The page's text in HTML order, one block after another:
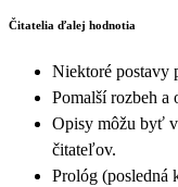
Čitatelia ďalej hodnotia
Niektoré postavy
Pomalší rozbeh a
Opisy môžu byť
čitateľov.
Prológ (posledná